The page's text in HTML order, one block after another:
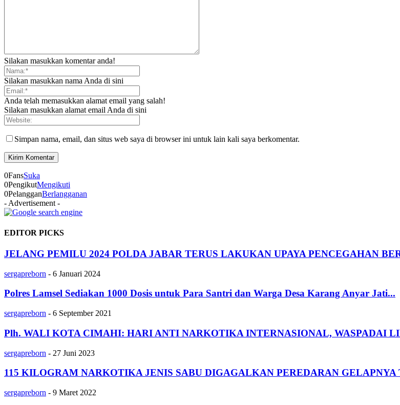
Silakan masukkan komentar anda!
Silakan masukkan nama Anda di sini
Anda telah memasukkan alamat email yang salah!
Silakan masukkan alamat email Anda di sini
Simpan nama, email, dan situs web saya di browser ini untuk lain kali saya berkomentar.
0FansSuka
0PengikutMengikuti
0PelangganBerlangganan
- Advertisement -
EDITOR PICKS
JELANG PEMILU 2024 POLDA JABAR TERUS LAKUKAN UPAYA PENCEGAHAN
sergapreborn - 6 Januari 2024
Polres Lamsel Sediakan 1000 Dosis untuk Para Santri dan Warga Desa Karang Anyar Jati...
sergapreborn - 6 September 2021
Plh. WALI KOTA CIMAHI: HARI ANTI NARKOTIKA INTERNASIONAL, WASPADAI
sergapreborn - 27 Juni 2023
115 KILOGRAM NARKOTIKA JENIS SABU DIGAGALKAN PEREDARAN
sergapreborn - 9 Maret 2022